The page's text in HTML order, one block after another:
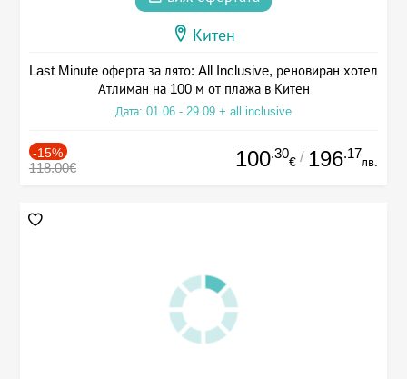
Китен
Last Minute оферта за лято: All Inclusive, реновиран хотел
Атлиман на 100 м от плажа в Китен
Дата: 01.06 - 29.09 + all inclusive
-15%
118.00€ 100.30
€ / 196.17
лв.